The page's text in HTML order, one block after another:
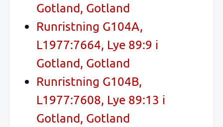
Gotland, Gotland
Runristning G104A,
L1977:7664, Lye 89:9 i
Gotland, Gotland
Runristning G104B,
L1977:7608, Lye 89:13 i
Gotland, Gotland